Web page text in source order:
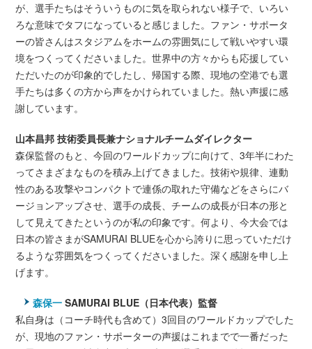
が、選手たちはそういうものに気を取られない様子で、いろい
ろな意味でタフになっていると感じました。ファン・サポータ
ーの皆さんはスタジアムをホームの雰囲気にして戦いやすい環
境をつくってくださいました。世界中の方々からも応援してい
ただいたのが印象的でしたし、帰国する際、現地の空港でも選
手たちは多くの方から声をかけられていました。熱い声援に感
謝しています。
山本昌邦 技術委員長兼ナショナルチームダイレクター
森保監督のもと、今回のワールドカップに向けて、3年半にわた
ってさまざまなものを積み上げてきました。技術や規律、連動
性のある攻撃やコンパクトで連係の取れた守備などをさらにバ
ージョンアップさせ、選手の成長、チームの成長が日本の形と
して見えてきたというのが私の印象です。何より、今大会では
日本の皆さまがSAMURAI BLUEを心から誇りに思っていただけ
るような雰囲気をつくってくださいました。深く感謝を申し上
げます。
森保一 SAMURAI BLUE（日本代表）監督
私自身は（コーチ時代も含めて）3回目のワールドカップでした
が、現地のファン・サポーターの声援はこれまでで一番だった